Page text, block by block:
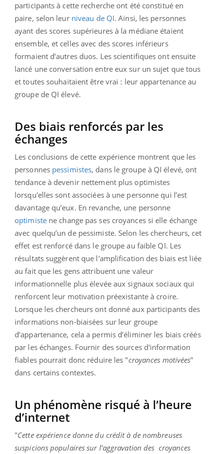
participants à cette recherche ont été constitué en
paire, selon leur niveau de QI. Ainsi, les personnes
ayant des scores supérieures à la médiane étaient
ensemble, et celles avec des scores inférieurs
formaient d’autres duos. Les scientifiques ont ensuite
lancé une conversation entre eux sur un sujet que tous
et toutes souhaitaient être vrai : leur appartenance au
groupe de QI élevé.
Des biais renforcés par les
échanges
Les conclusions de cette expérience montrent que les
personnes pessimistes, dans le groupe à QI élevé, ont
tendance à devenir nettement plus optimistes
lorsqu'elles sont associées à une personne qui l’est
davantage qu’eux. En revanche, une personne
optimistene change pas ses croyances si elle échange
avec quelqu’un de pessimiste. Selon les chercheurs, cet
effet est renforcé dans le groupe au faible QI. Les
résultats suggèrent que l'amplification des biais est liée
au fait que les gens attribuent une valeur
informationnelle plus élevée aux signaux sociaux qui
renforcent leur motivation préexistante à croire.
Lorsque les chercheurs ont donné aux participants des
informations non-biaisées sur leur groupe
d’appartenance, cela a permis d’éliminer les biais créés
par les échanges. Fournir des sources d'information
fiables pourrait donc réduire les "croyances motivées"
dans certains contextes.
Un phénomène risqué à l’heure
d’internet
"Cette expérience donne du crédit à de nombreuses
suspicions populaires sur l’aggravation des croyances